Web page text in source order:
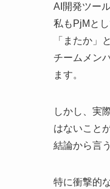
AI開発ツー
私もPjMと
「またか」
チームメン
ます。
しかし、実
はないこと
結論から言
特に衝撃的